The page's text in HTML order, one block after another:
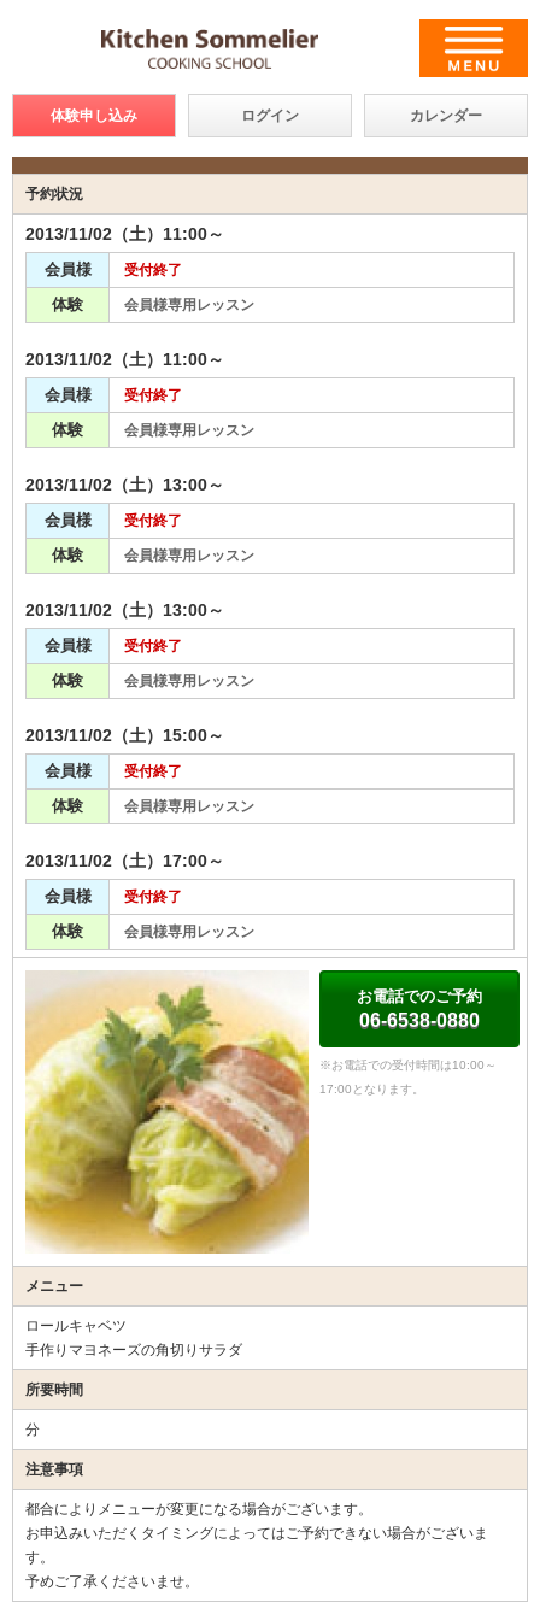
体験申し込み ログイン カレンダー
予約状況
2013/11/02（土）11:00～
会員様 受付終了
体験 会員様専用レッスン
2013/11/02（土）11:00～
会員様 受付終了
体験 会員様専用レッスン
2013/11/02（土）13:00～
会員様 受付終了
体験 会員様専用レッスン
2013/11/02（土）13:00～
会員様 受付終了
体験 会員様専用レッスン
2013/11/02（土）15:00～
会員様 受付終了
体験 会員様専用レッスン
2013/11/02（土）17:00～
会員様 受付終了
体験 会員様専用レッスン
お電話でのご予約
06-6538-0880
※お電話での受付時間は10:00～
17:00となります。
メニュー
ロールキャベツ
手作りマヨネーズの角切りサラダ
所要時間
分
注意事項
都合によりメニューが変更になる場合がございます。
お申込みいただくタイミングによってはご予約できない場合がございま
す。
予めご了承くださいませ。